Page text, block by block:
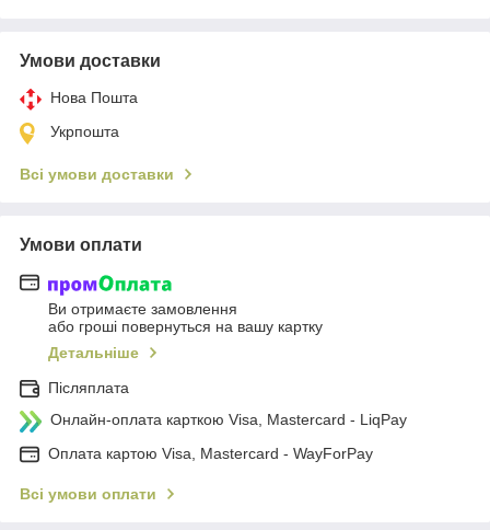
Умови доставки
Нова Пошта
Укрпошта
Всі умови доставки
Умови оплати
Ви отримаєте замовлення
або гроші повернуться на вашу картку
Детальніше
Післяплата
Онлайн-оплата карткою Visa, Mastercard - LiqPay
Оплата картою Visa, Mastercard - WayForPay
Всі умови оплати